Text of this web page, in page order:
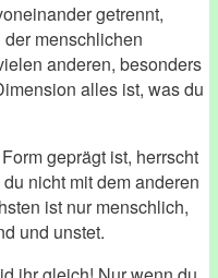
getrennt,
menschlichen
anderen, besonders
alles ist, was du
geprägt ist, herrscht
nicht mit dem anderen
ist nur menschlich,
und unstet.